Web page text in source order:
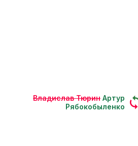
Владислав Тюрин Артур
Рябокобыленко